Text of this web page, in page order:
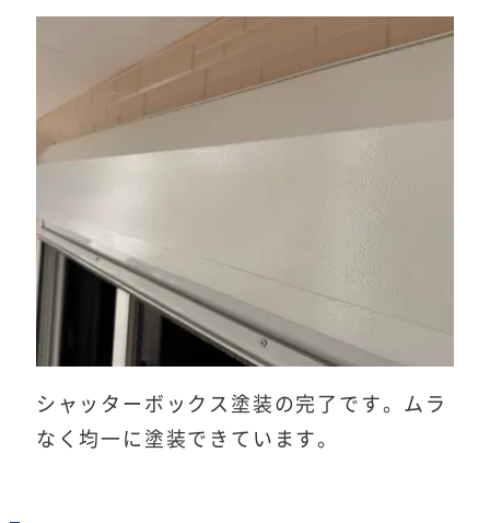
シャッターボックス塗装の完了です。ムラ
なく均一に塗装できています。